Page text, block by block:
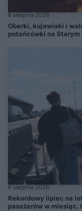
6 sierpnia 2026
Oberki, kujawiaki i
potańcówki na Starym
6 sierpnia 2026
Rekordowy lipiec na
pasażerów w miesiąc.